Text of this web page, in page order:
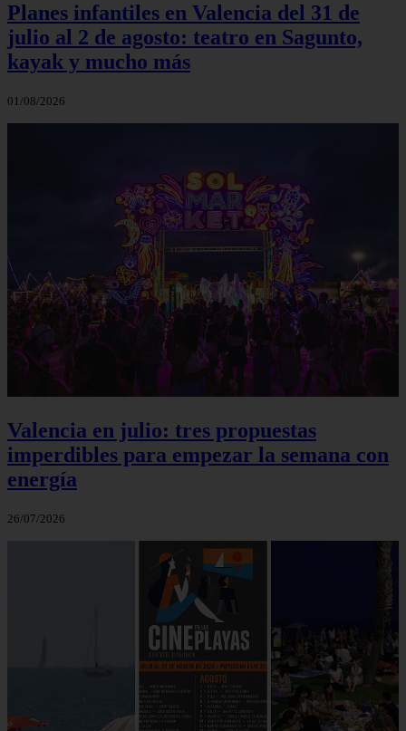
Planes infantiles en Valencia del 31 de
julio al 2 de agosto: teatro en Sagunto,
kayak y mucho más
01/08/2026
Valencia en julio: tres propuestas
imperdibles para empezar la semana con
energía
26/07/2026